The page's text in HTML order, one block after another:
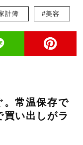
計簿 #美容
。常温保存で
買い出しがラ